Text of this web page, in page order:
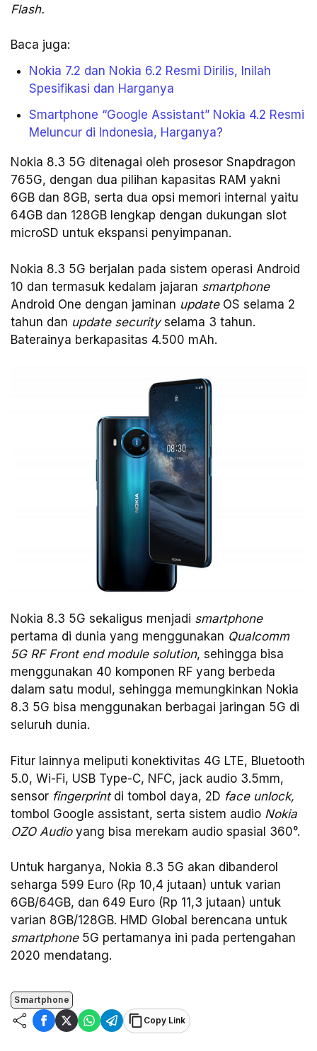
Flash.
Baca juga:
Nokia 7.2 dan Nokia 6.2 Resmi Dirilis, Inilah
Spesifikasi dan Harganya
Smartphone “Google Assistant” Nokia 4.2 Resmi
Meluncur di Indonesia, Harganya?
Nokia 8.3 5G ditenagai oleh prosesor Snapdragon
765G, dengan dua pilihan kapasitas RAM yakni
6GB dan 8GB, serta dua opsi memori internal yaitu
64GB dan 128GB lengkap dengan dukungan slot
microSD untuk ekspansi penyimpanan.
Nokia 8.3 5G berjalan pada sistem operasi Android
10 dan termasuk kedalam jajaran smartphone
Android One dengan jaminan update OS selama 2
tahun dan update security selama 3 tahun.
Baterainya berkapasitas 4.500 mAh.
Nokia 8.3 5G sekaligus menjadi smartphone
pertama di dunia yang menggunakan Qualcomm
5G RF Front end module solution, sehingga bisa
menggunakan 40 komponen RF yang berbeda
dalam satu modul, sehingga memungkinkan Nokia
8.3 5G bisa menggunakan berbagai jaringan 5G di
seluruh dunia.
Fitur lainnya meliputi konektivitas 4G LTE, Bluetooth
5.0, Wi-Fi, USB Type-C, NFC, jack audio 3.5mm,
sensor fingerprint di tombol daya, 2D face unlock,
tombol Google assistant, serta sistem audio Nokia
OZO Audioyang bisa merekam audio spasial 360°.
Untuk harganya, Nokia 8.3 5G akan dibanderol
seharga 599 Euro (Rp 10,4 jutaan) untuk varian
6GB/64GB, dan 649 Euro (Rp 11,3 jutaan) untuk
varian 8GB/128GB. HMD Global berencana untuk
smartphone 5G pertamanya ini pada pertengahan
2020 mendatang.
Smartphone
Copy Link